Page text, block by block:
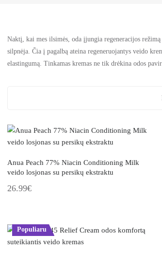
Naktį, kai mes ilsimės, oda įjungia regeneracijos
silpnėja. Čia į pagalbą ateina regeneruojantys veido
elastingumą. Tinkamas kremas ne tik drėkina odos
Anua Peach 77% Niacin Conditioning Milk
veido losjonas su persikų ekstraktu
26.99€
Populiaru